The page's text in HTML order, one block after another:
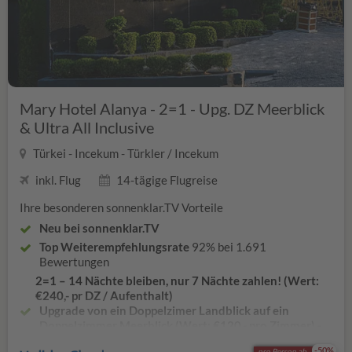
Sonnenschirme und Badetücher inklusive
Das Hotel befindet sich direkt am Strand
Zug zum Flug in der 2. Klasse inkl. ICE Nutzung (Wert: €
132,- pro Zimmer)
Mary Hotel Alanya - 2=1 - Upg. DZ Meerblick
& Ultra All Inclusive
Türkei - Incekum - Türkler / Incekum
inkl. Flug
14-tägige Flugreise
Ihre besonderen sonnenklar.TV Vorteile
Neu bei sonnenklar.TV
Top Weiterempfehlungsrate 92% bei 1.691
Bewertungen
2=1 – 14 Nächte bleiben, nur 7 Nächte zahlen! (Wert:
€240,- pr DZ / Aufenthalt)
Upgrade von ein Doppelzimer Landblick auf ein
-50%